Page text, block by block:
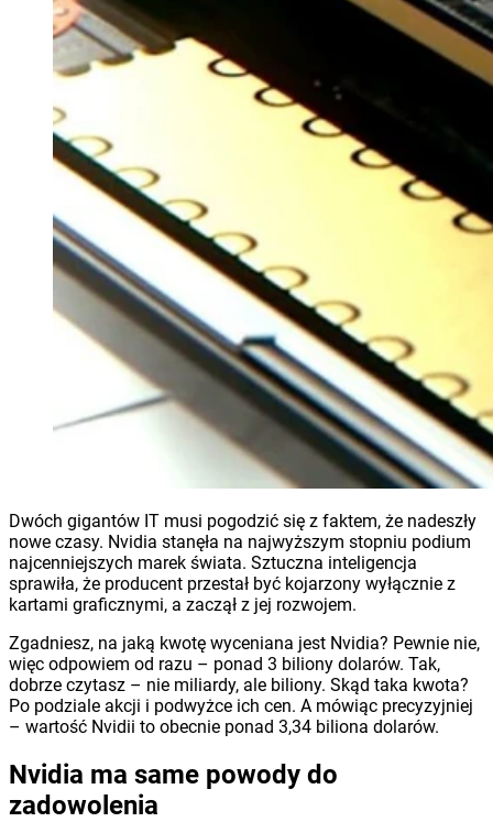
Dwóch gigantów IT musi pogodzić się z faktem, że nadeszły
nowe czasy. Nvidia stanęła na najwyższym stopniu podium
najcenniejszych marek świata. Sztuczna inteligencja
sprawiła, że producent przestał być kojarzony wyłącznie z
kartami graficznymi, a zaczął z jej rozwojem.
Zgadniesz, na jaką kwotę wyceniana jest Nvidia? Pewnie nie,
więc odpowiem od razu – ponad 3 biliony dolarów. Tak,
dobrze czytasz – nie miliardy, ale biliony. Skąd taka kwota?
Po podziale akcji i podwyżce ich cen. A mówiąc precyzyjniej
– wartość Nvidii to obecnie ponad 3,34 biliona dolarów.
Nvidia ma same powody do
zadowolenia